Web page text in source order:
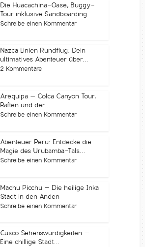
Die Huacachina-Oase, Buggy-
Tour inklusive Sandboarding...
Schreibe einen Kommentar
Nazca Linien Rundflug: Dein
ultimatives Abenteuer über...
2 Kommentare
Arequipa – Colca Canyon Tour,
Raften und der...
Schreibe einen Kommentar
Abenteuer Peru: Entdecke die
Magie des Urubamba-Tals...
Schreibe einen Kommentar
Machu Picchu – Die heilige Inka
Stadt in den Anden
Schreibe einen Kommentar
Cusco Sehenswürdigkeiten –
Eine chillige Stadt...